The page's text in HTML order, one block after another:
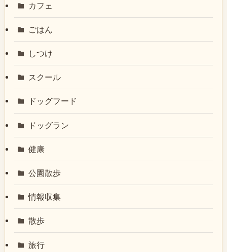
カフェ
ごはん
しつけ
スクール
ドッグフード
ドッグラン
健康
公園散歩
情報収集
散歩
旅行